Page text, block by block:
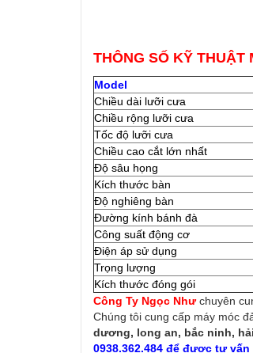
THÔNG SỐ KỸ THUẬT
Model
Chiều dài lưỡi cưa
Chiều rộng lưỡi cưa
Tốc độ lưỡi cưa
Chiều cao cắt lớn nhất
Độ sâu họng
Kích thước bàn
Độ nghiêng bàn
Đường kính bánh đà
Công suất động cơ
Điện áp sử dụng
Trọng lượng
Kích thước đóng gói
Công Ty Ngọc Nhưchuyên
Chúng tôi cung cấp máy móc
dương, long an, bắc ninh,
0938.362.484 để được tư vấn